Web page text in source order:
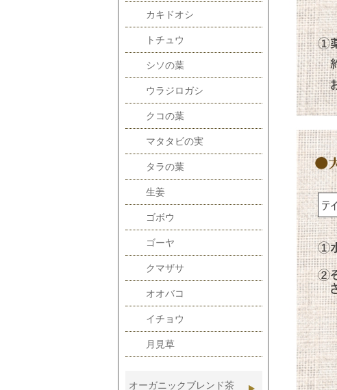
カキドオシ
トチュウ
シソの葉
ウラジロガシ
クコの葉
マタタビの実
タラの葉
生姜
ゴボウ
ゴーヤ
クマザサ
オオバコ
イチョウ
月見草
オーガニックブレンド茶